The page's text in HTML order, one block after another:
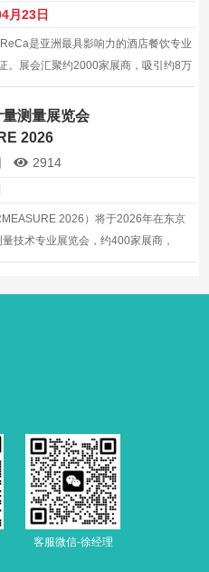
月23日
是亚洲最具影响力的酒店餐饮专业
。展会汇聚约2000家展商，吸引约8万
烘焙设备及智能酒店解决方案，是开
量测量展览会
2026
2914
2026）将于2026年在东京
技术专业展览会，约400家展商，
客服微信-徐经理